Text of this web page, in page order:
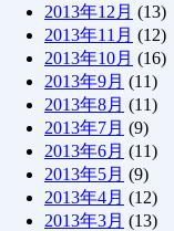
2013年12月 (13)
2013年11月 (12)
2013年10月 (16)
2013年9月 (11)
2013年8月 (11)
2013年7月 (9)
2013年6月 (11)
2013年5月 (9)
2013年4月 (12)
2013年3月 (13)